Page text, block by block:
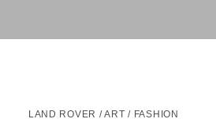
LAND ROVER /ART / FASHION